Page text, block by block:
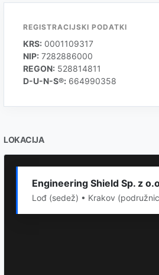
REGISTRACIJSKI PODATKI
KRS: 0001109317
NIP: 7282886000
REGON: 528814811
D-U-N-S®: 664990358
LOKACIJA
Engineering Shield Sp. z
Lođ (sedež) • Krakov